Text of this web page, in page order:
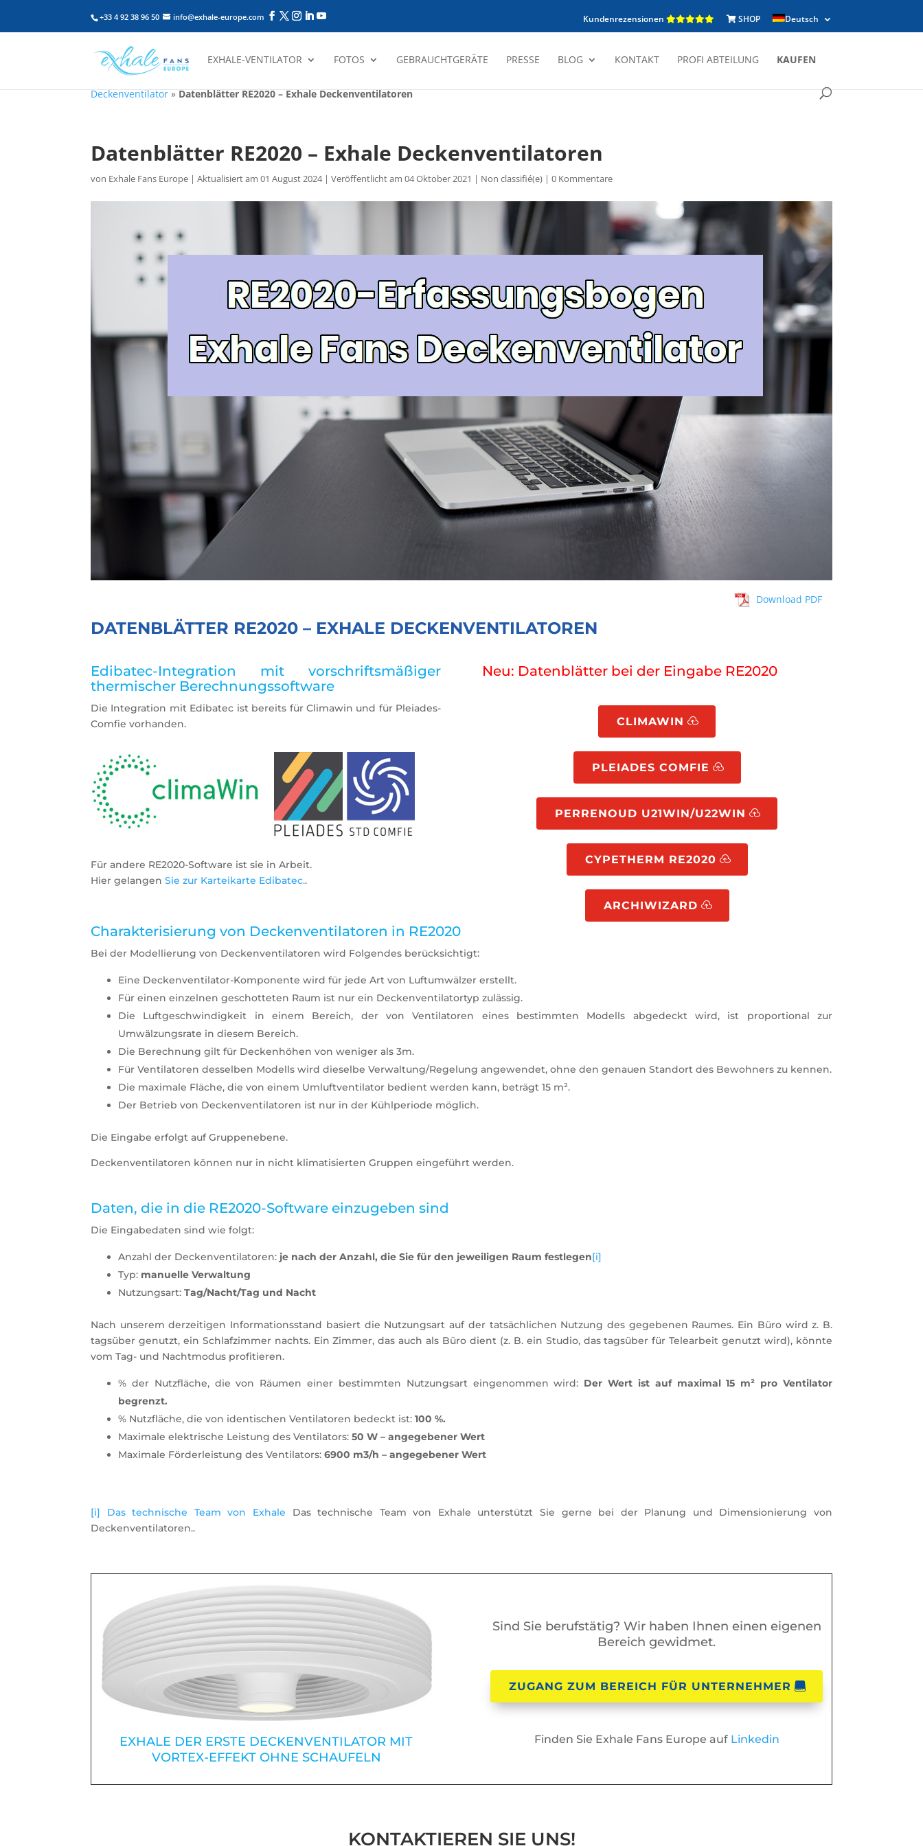
Deckenventilator»Datenblätter RE2020 – Exhale Deckenventilatoren
+33 4 92 38 96 50 info@exhale-europe.com Kundenrezensionen SHOP Deutsch
EXHALE-VENTILATOR FOTOS GEBRAUCHTGERÄTE PRESSE BLOG KONTAKT PROFI ABTEILUNG KAUFEN
Datenblätter RE2020 – Exhale Deckenventilatoren
von Exhale Fans Europe | Aktualisiert am 01 August 2024 | Veröffentlicht am 04 Oktober 2021 | Non classifié(e) | 0 Kommentare
Download PDF
DATENBLÄTTER RE2020 – EXHALE DECKENVENTILATOREN
Edibatec-Integration mit vorschriftsmäßiger
thermischer Berechnungssoftware
Die Integration mit Edibatec ist bereits für Climawin und für Pleiades-
Comfie vorhanden.
Für andere RE2020-Software ist sie in Arbeit.
Hier gelangen Sie zur Karteikarte Edibatec..
Neu: Datenblätter bei der Eingabe RE2020
CLIMAWIN
PLEIADES COMFIE
PERRENOUD U21WIN/U22WIN
CYPETHERM RE2020
ARCHIWIZARD
Charakterisierung von Deckenventilatoren in RE2020
Bei der Modellierung von Deckenventilatoren wird Folgendes berücksichtigt:
Eine Deckenventilator-Komponente wird für jede Art von Luftumwälzer erstellt.
Für einen einzelnen geschotteten Raum ist nur ein Deckenventilatortyp zulässig.
Die Luftgeschwindigkeit in einem Bereich, der von Ventilatoren eines bestimmten Modells abgedeckt wird, ist proportional zur
Umwälzungsrate in diesem Bereich.
Die Berechnung gilt für Deckenhöhen von weniger als 3m.
Für Ventilatoren desselben Modells wird dieselbe Verwaltung/Regelung angewendet, ohne den genauen Standort des Bewohners zu kennen.
Die maximale Fläche, die von einem Umluftventilator bedient werden kann, beträgt 15 m².
Der Betrieb von Deckenventilatoren ist nur in der Kühlperiode möglich.
Die Eingabe erfolgt auf Gruppenebene.
Deckenventilatoren können nur in nicht klimatisierten Gruppen eingeführt werden.
Daten, die in die RE2020-Software einzugeben sind
Die Eingabedaten sind wie folgt:
Anzahl der Deckenventilatoren: je nach der Anzahl, die Sie für den jeweiligen Raum festlegen[i]
Typ: manuelle Verwaltung
Nutzungsart: Tag/Nacht/Tag und Nacht
Nach unserem derzeitigen Informationsstand basiert die Nutzungsart auf der tatsächlichen Nutzung des gegebenen Raumes. Ein Büro wird z. B.
tagsüber genutzt, ein Schlafzimmer nachts. Ein Zimmer, das auch als Büro dient (z. B. ein Studio, das tagsüber für Telearbeit genutzt wird), könnte
vom Tag- und Nachtmodus profitieren.
% der Nutzfläche, die von Räumen einer bestimmten Nutzungsart eingenommen wird: Der Wert ist auf maximal 15 m² pro Ventilator
begrenzt.
% Nutzfläche, die von identischen Ventilatoren bedeckt ist: 100 %.
Maximale elektrische Leistung des Ventilators: 50 W – angegebener Wert
Maximale Förderleistung des Ventilators: 6900 m3/h – angegebener Wert
[i] Das technische Team von Exhale Das technische Team von Exhale unterstützt Sie gerne bei der Planung und Dimensionierung von
Deckenventilatoren..
EXHALE DER ERSTE DECKENVENTILATOR MIT
VORTEX-EFFEKT OHNE SCHAUFELN
Sind Sie berufstätig? Wir haben Ihnen einen eigenen
Bereich gewidmet.
ZUGANG ZUM BEREICH FÜR UNTERNEHMER
Finden Sie Exhale Fans Europe auf Linkedin
KONTAKTIEREN SIE UNS!